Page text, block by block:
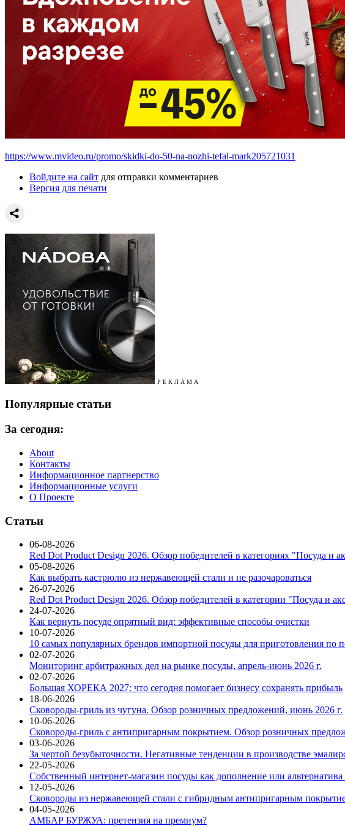
https://www.mvideo.ru/promo/skidki-do-50-na-nozhi-tefal-mark205721031
Войдите на сайт для отправки комментариев
Версия для печати
Р Е К Л А М А
Популярные статьи
За сегодня:
About
Контакты
Информационное партнерство
Информационные услуги
О Проекте
Статьи
06-08-2026
Red Dot Product Design 2026. Обзор победителей в категориях "Посуда
05-08-2026
Как выбрать кастрюлю из нержавеющей стали и не разочароваться
26-07-2026
Red Dot Product Design 2026. Обзор победителей в категории "Посуда и
24-07-2026
Как вернуть посуде опрятный вид: эффективные способы очистки
10-07-2026
10 самых популярных брендов импортной посуды для приготовления по
02-07-2026
Мониторинг арбитражных дел на рынке посуды, апрель-июнь 2026 г.
02-07-2026
Большая ХОРЕКА 2027: что сегодня помогает бизнесу сохранять прибыль
18-06-2026
Сковороды-гриль из чугуна. Обзор розничных предложений, июнь 2026 г.
10-06-2026
Сковороды-гриль с антипригарным покрытием. Обзор розничных
03-06-2026
За чертой безубыточности. Негативные тенденции в производстве
22-05-2026
Собственный интернет-магазин посуды как дополнение или
12-05-2026
Сковороды из нержавеющей стали с гибридным антипригарным
04-05-2026
АМБАР БУРЖУА: претензия на премиум?